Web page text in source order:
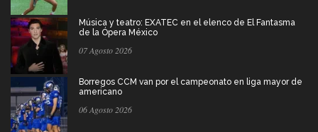
Música y teatro: EXATEC en el elenco de El Fantasma
de la Ópera México
07 Agosto 2026
Borregos CCM van por el campeonato en liga mayor de
americano
06 Agosto 2026